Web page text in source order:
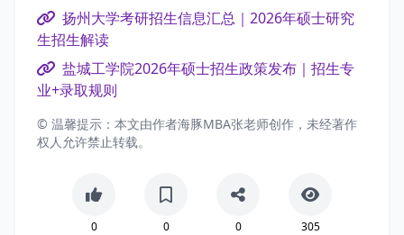
扬州大学考研招生信息汇总｜2026年硕士研究
生招生解读
盐城工学院2026年硕士招生政策发布｜招生专
业+录取规则
© 温馨提示：本文由作者海豚MBA张老师创作，未经著作
权人允许禁止转载。
0 0 0 305